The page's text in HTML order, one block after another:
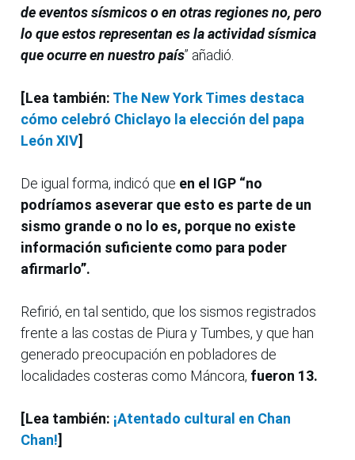
de eventos sísmicos o en otras regiones no, pero
lo que estos representan es la actividad sísmica
que ocurre en nuestro país” añadió.
[Lea también: The New York Times destaca
cómo celebró Chiclayo la elección del papa
León XIV]
De igual forma, indicó que en el IGP “no
podríamos aseverar que esto es parte de un
sismo grande o no lo es, porque no existe
información suficiente como para poder
afirmarlo”.
Refirió, en tal sentido, que los sismos registrados
frente a las costas de Piura y Tumbes, y que han
generado preocupación en pobladores de
localidades costeras como Máncora, fueron 13.
[Lea también: ¡Atentado cultural en Chan
Chan!]